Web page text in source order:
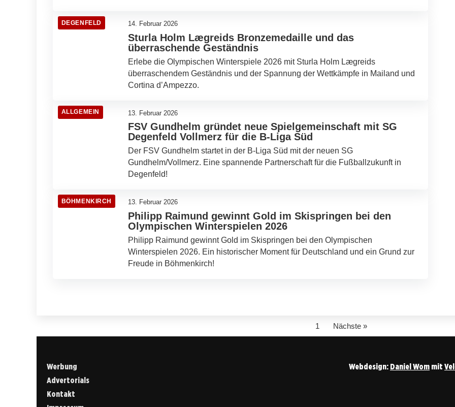
DEGENFELD 14. Februar 2026
Sturla Holm Lægreids Bronzemedaille und das
überraschende Geständnis
Erlebe die Olympischen Winterspiele 2026 mit Sturla Holm Lægreids
überraschendem Geständnis und der Spannung der Wettkämpfe in Mailand und
Cortina d’Ampezzo.
ALLGEMEIN 13. Februar 2026
FSV Gundhelm gründet neue Spielgemeinschaft mit SG
Degenfeld Vollmerz für die B-Liga Süd
Der FSV Gundhelm startet in der B-Liga Süd mit der neuen SG
Gundhelm/Vollmerz. Eine spannende Partnerschaft für die Fußballzukunft in
Degenfeld!
BÖHMENKIRCH 13. Februar 2026
Philipp Raimund gewinnt Gold im Skispringen bei den
Olympischen Winterspielen 2026
Philipp Raimund gewinnt Gold im Skispringen bei den Olympischen
Winterspielen 2026. Ein historischer Moment für Deutschland und ein Grund zur
Freude in Böhmenkirch!
1 Nächste »
Werbung
Advertorials
Kontakt
Webdesign: Daniel Wom mit